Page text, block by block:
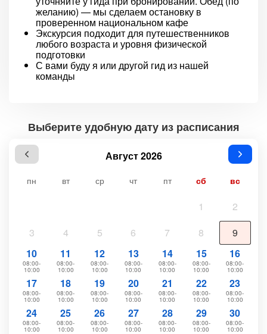
желанию) — мы сделаем остановку в
проверенном национальном кафе
Экскурсия подходит для путешественников
любого возраста и уровня физической
подготовки
С вами буду я или другой гид из нашей
команды
Выберите удобную дату из расписания
Август 2026
пн вт ср чт пт сб вс
1
2
3
4 5 6 7 8
9
10
08:00-
10:00
11
08:00-
10:00
12
08:00-
10:00
13
08:00-
10:00
14
08:00-
10:00
15
08:00-
10:00
16
08:00-
10:00
17
08:00-
10:00
18
08:00-
10:00
19
08:00-
10:00
20
08:00-
10:00
21
08:00-
10:00
22
08:00-
10:00
23
08:00-
10:00
24
08:00-
10:00
25
08:00-
10:00
26
08:00-
10:00
27
08:00-
10:00
28
08:00-
10:00
29
08:00-
10:00
30
08:00-
10:00